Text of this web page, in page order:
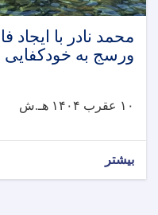
محمد نادر با
ورسج به خودکفایی
۱۰ عقرب ۱۴۰۴ هـ.ش
بیشتر